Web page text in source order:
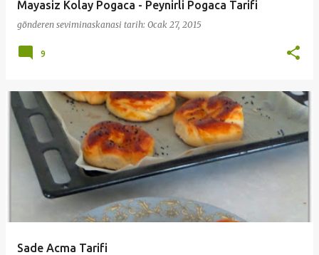
Mayasiz Kolay Pogaca - Peynirli Pogaca Tarifi
gönderen seviminaskanasi tarih: Ocak 27, 2015
9
Sade Acma Tarifi